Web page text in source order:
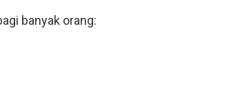
banyak orang: